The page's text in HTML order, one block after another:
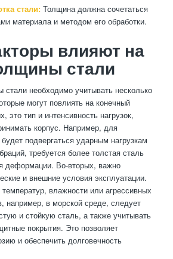
стали:Толщина должна сочетаться
материала и методом его обработки.
влияют на
стали
необходимо учитывать несколько
могут повлиять на конечный
это тип и интенсивность нагрузок,
корпус. Например, для
подвергаться ударным нагрузкам
требуется более толстая сталь
деформации. Во-вторых, важно
и внешние условия эксплуатации.
влажности или агрессивных
например, в морской среде, следует
и стойкую сталь, а также учитывать
покрытия. Это позволяет
и обеспечить долговечность